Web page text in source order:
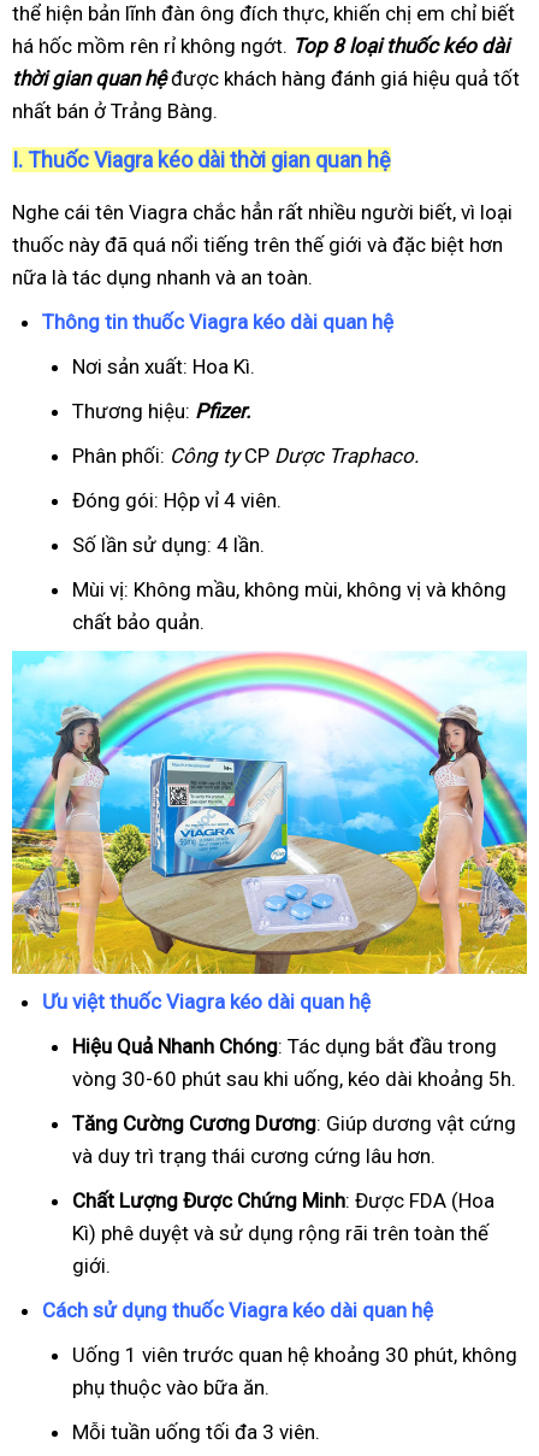
thể hiện bản lĩnh đàn ông đích thực, khiến chị em chỉ biết
há hốc mồm rên rỉ không ngớt. Top 8 loại thuốc kéo dài
thời gian quan hệđược khách hàng đánh giá hiệu quả tốt
nhất bán ở Trảng Bàng.
I. Thuốc Viagra kéo dài thời gian quan hệ
Nghe cái tên Viagra chắc hẳn rất nhiều người biết, vì loại
thuốc này đã quá nổi tiếng trên thế giới và đặc biệt hơn
nữa là tác dụng nhanh và an toàn.
Thông tin thuốc Viagra kéo dài quan hệ
Nơi sản xuất: Hoa Kì.
Thương hiệu: Pfizer.
Phân phối: Công tyCP Dược Traphaco.
Đóng gói: Hộp vỉ 4 viên.
Số lần sử dụng: 4 lần.
Mùi vị: Không mầu, không mùi, không vị và không
chất bảo quản.
Ưu việt thuốc Viagra kéo dài quan hệ
Hiệu Quả Nhanh Chóng: Tác dụng bắt đầu trong
vòng 30-60 phút sau khi uống, kéo dài khoảng 5h.
Tăng Cường Cương Dương: Giúp dương vật cứng
và duy trì trạng thái cương cứng lâu hơn.
Chất Lượng Được Chứng Minh: Được FDA (Hoa
Kì) phê duyệt và sử dụng rộng rãi trên toàn thế
giới.
Cách sử dụng thuốc Viagra kéo dài quan hệ
Uống 1 viên trước quan hệ khoảng 30 phút, không
phụ thuộc vào bữa ăn.
Mỗi tuần uống tối đa 3 viên.